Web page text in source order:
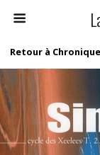
Retour à